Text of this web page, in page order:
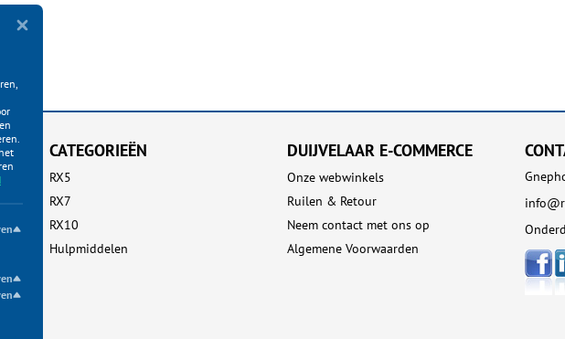
CATEGORIEËN
RX5
RX7
RX10
Hulpmiddelen
DUIJVELAAR E-COMMERCE
Onze webwinkels
Ruilen & Retour
Neem contact met ons op
Algemene Voorwaarden